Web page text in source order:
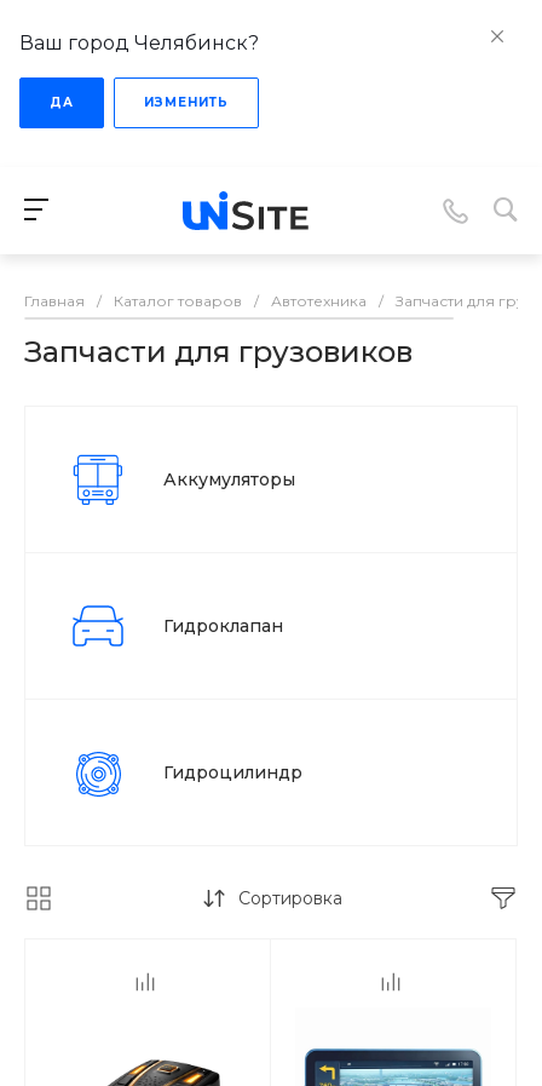
Ваш город Челябинск?
ДА ИЗМЕНИТЬ
Главная / Каталог товаров / Автотехника / Запчасти для
Запчасти для грузовиков
Аккумуляторы
Гидроклапан
Гидроцилиндр
Сортировка